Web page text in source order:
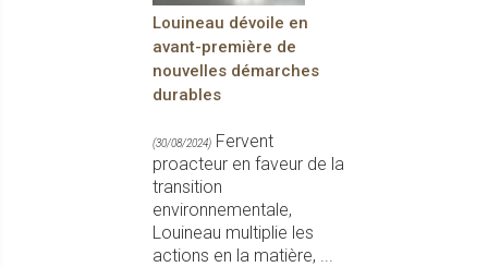
Louineau dévoile en
avant-première de
nouvelles démarches
durables
(30/08/2024) Fervent
proacteur en faveur de la
transition
environnementale,
Louineau multiplie les
actions en la matière, ...